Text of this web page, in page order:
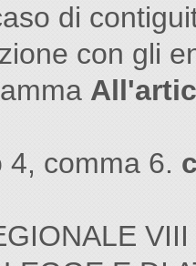
di
con gli
4, comma 6.